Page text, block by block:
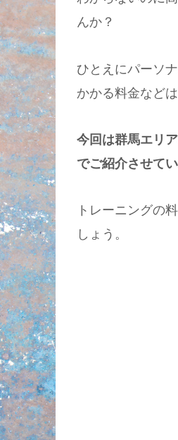
んか？
ひとえにパーソ
かかる料金など
今回は群馬エリ
でご紹介させて
トレーニングの
しょう。